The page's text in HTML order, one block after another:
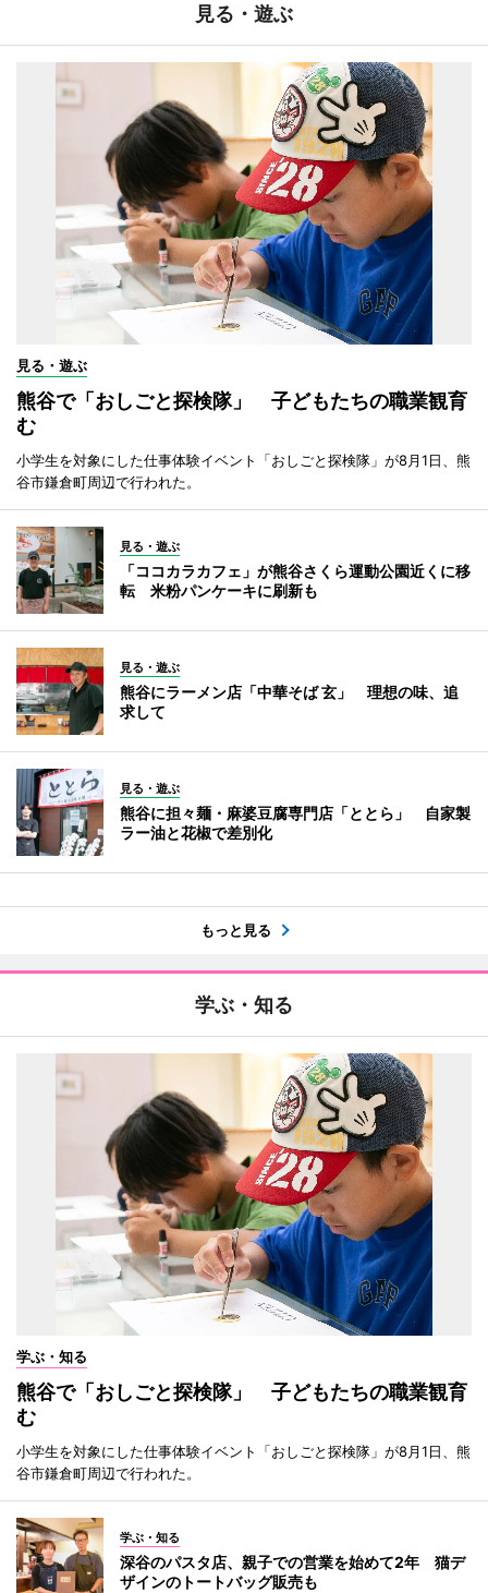
見る・遊ぶ
見る・遊ぶ
熊谷で「おしごと探検隊」 子どもたちの職業観育
む
小学生を対象にした仕事体験イベント「おしごと探検隊」が8月1日、熊
谷市鎌倉町周辺で行われた。
見る・遊ぶ
「ココカラカフェ」が熊谷さくら運動公園近くに移
転 米粉パンケーキに刷新も
見る・遊ぶ
熊谷にラーメン店「中華そば 玄」 理想の味、追
求して
見る・遊ぶ
熊谷に担々麺・麻婆豆腐専門店「ととら」 自家製
ラー油と花椒で差別化
もっと見る
学ぶ・知る
学ぶ・知る
熊谷で「おしごと探検隊」 子どもたちの職業観育
む
小学生を対象にした仕事体験イベント「おしごと探検隊」が8月1日、熊
谷市鎌倉町周辺で行われた。
学ぶ・知る
深谷のパスタ店、親子での営業を始めて2年 猫デ
ザインのトートバッグ販売も